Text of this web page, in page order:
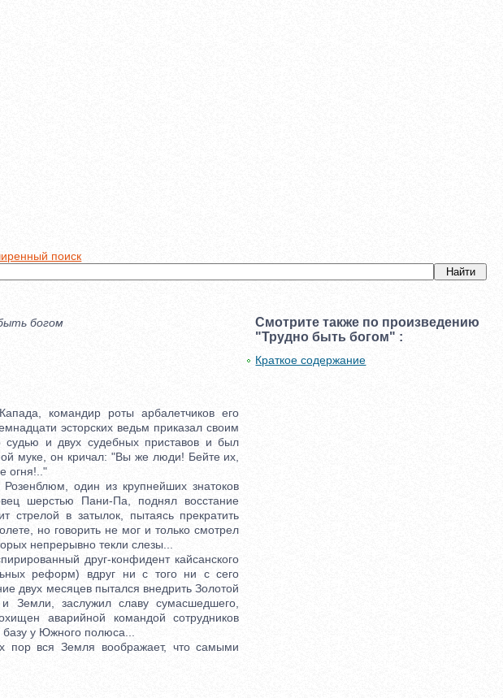
поиск
богом
командир роты арбалетчиков его
эсторских ведьм приказал своим
судью и двух судебных приставов и был
муке, он кричал: "Вы же люди! Бейте их,
огня!.."
один из крупнейших знатоков
шерстью Пани-Па, поднял восстание
стрелой в затылок, пытаясь прекратить
но говорить не мог и только смотрел
непрерывно текли слезы...
друг-конфидент кайсанского
реформ) вдруг ни с того ни с сего
двух месяцев пытался внедрить Золотой
Земли, заслужил славу сумасшедшего,
аварийной командой сотрудников
базу у Южного полюса...
вся Земля воображает, что самыми
Смотрите также по произведению
"Трудно быть богом" :
Краткое содержание